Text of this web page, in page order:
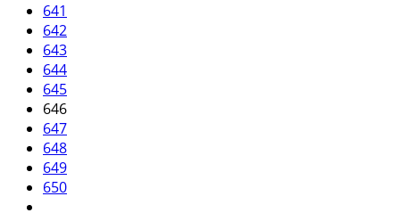
641
642
643
644
645
646
647
648
649
650